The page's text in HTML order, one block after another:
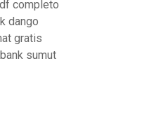
completo
dango
gratis
sumut